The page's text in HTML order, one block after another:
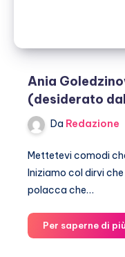
Ania
(desiderato
Da Redazione
Mettetevi comodi
Iniziamo col dirvi
polacca che…
Per saperne di più